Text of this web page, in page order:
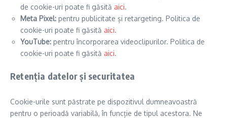
de cookie-uri poate fi găsită aici.
Meta Pixel: pentru publicitate și retargeting. Politica de
cookie-uri poate fi găsită aici.
YouTube: pentru încorporarea videoclipurilor. Politica de
cookie-uri poate fi găsită aici.
Retenția datelor și securitatea
Cookie-urile sunt păstrate pe dispozitivul dumneavoastră
pentru o perioadă variabilă, în funcție de tipul acestora. Ne